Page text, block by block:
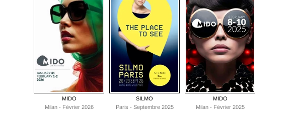
MIDO
Milan - Février 2026
SILMO
Paris - Septembre 2025
MIDO
Milan - Février 2025